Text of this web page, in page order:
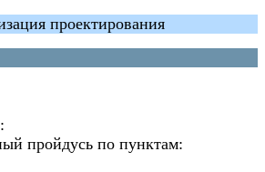
проектирования
:
пройдусь по пунктам: